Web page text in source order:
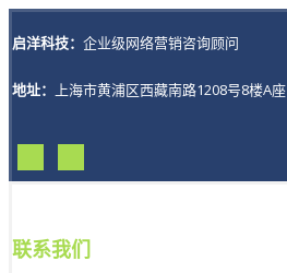
启洋科技： 企业级网络营销咨询顾问
地址： 上海市黄浦区西藏南路1208号8楼A座
联系我们